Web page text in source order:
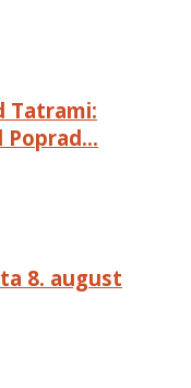
Tatrami:
Poprad…
8. august